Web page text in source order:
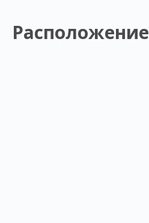
Расположение